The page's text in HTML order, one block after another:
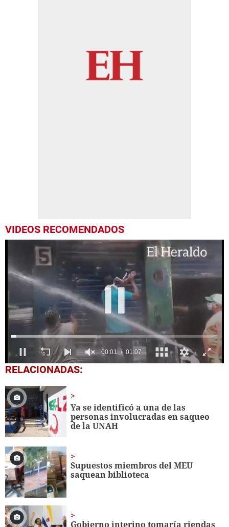
VIDEOS RECOMENDADOS
0
seconds
1
minute,
7
seconds
RELACIONADAS:
Ya se identificó a una de las
personas involucradas en saqueo
de la UNAH
Supuestos miembros del MEU
saquean biblioteca
Gobierno interino tomaría riendas